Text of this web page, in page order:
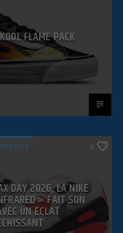
FLAME PACK
0
DAY 2026, LA NIKE
» FAIT SON
UN ÉCLAT